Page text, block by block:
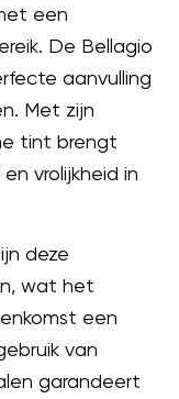
een
De Bellagio
aanvulling
Met zijn
tint brengt
vrolijkheid in
deze
wat het
een
van
garandeert